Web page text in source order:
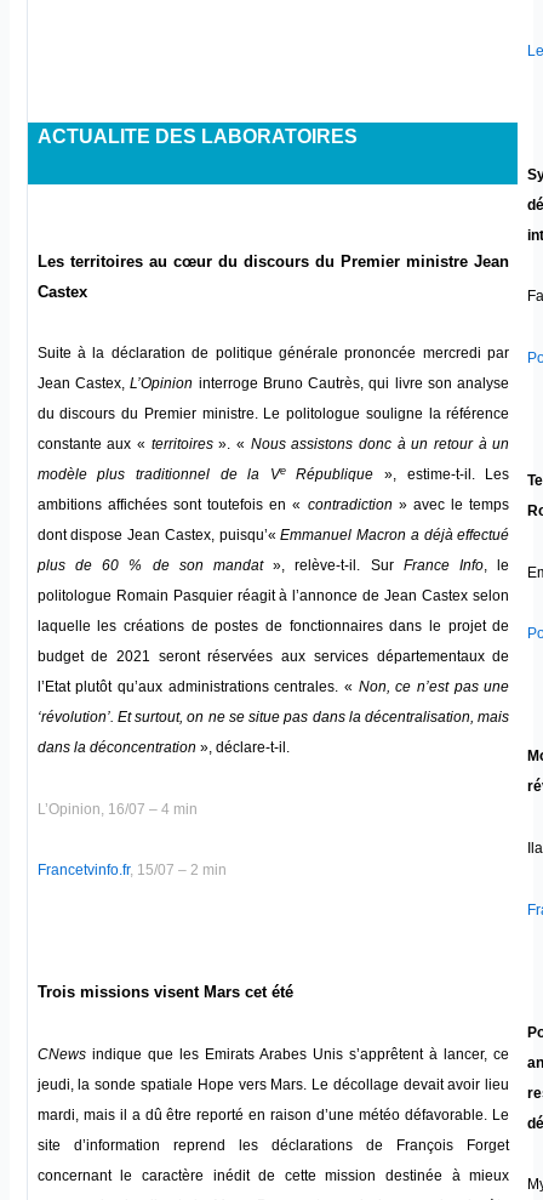
ACTUALITE DES LABORATOIRES
Les territoires au cœur du discours du Premier ministre Jean
Castex
Suite à la déclaration de politique générale prononcée mercredi par
Jean Castex,L’Opinion interroge Bruno Cautrès, qui livre son analyse
du discours du Premier ministre. Le politologue souligne la référence
constante aux « territoires». « Nous assistons donc à un retour à un
modèle plus traditionnel de la VeRépublique », estime-t-il. Les
ambitions affichées sont toutefois en « contradiction » avec le temps
dont dispose Jean Castex, puisqu’«Emmanuel Macron a déjà effectué
plus de 60 % de son mandat», relève-t-il. Sur France Info, le
politologue Romain Pasquier réagit à l’annonce de Jean Castex selon
laquelle les créations de postes de fonctionnaires dans le projet de
budget de 2021 seront réservées aux services départementaux de
l’Etat plutôt qu’aux administrations centrales. « Non, ce n’est pas une
‘révolution’. Et surtout, on ne se situe pas dans la décentralisation, mais
dans la déconcentration », déclare-t-il.
L’Opinion, 16/07 – 4 min
Francetvinfo.fr, 15/07 – 2 min
Trois missions visent Mars cet été
CNewsindique que les Emirats Arabes Unis s’apprêtent à lancer, ce
jeudi, la sonde spatiale Hope vers Mars. Le décollage devait avoir lieu
mardi, mais il a dû être reporté en raison d’une météo défavorable. Le
site d’information reprend les déclarations de François Forget
concernant le caractère inédit de cette mission destinée à mieux